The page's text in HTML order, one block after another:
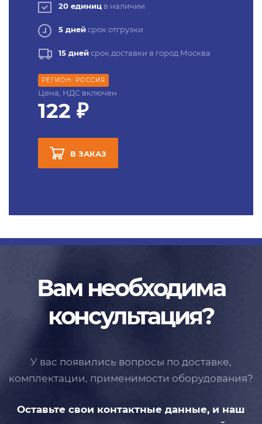
20 единиц в наличии
5 днейсрок отгрузки
15 днейсрок доставки в город Москва
РЕГИОН: РОССИЯ
Цена, НДС включен
122 ₽
В ЗАКАЗ
Вам необходима
консультация?
У вас появились вопросы по доставке,
комплектации, применимости оборудования?
Оставьте свои контактные данные, и наш